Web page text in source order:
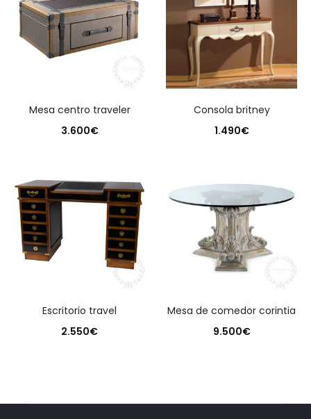
mesa centro traveler
3.600€
consola britney
1.490€
escritorio travel
2.550€
mesa de comedor corintia
9.500€